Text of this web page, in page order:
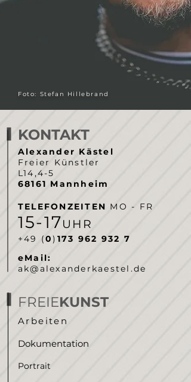
Foto: Stefan Hillebrand
KONTAKT
Alexander Kästel
Freier Künstler
L14,4-5
68161 Mannheim
TELEFONZEITEN MO - FR
15-17UHR
‭+49 (0) 173 962 932 7‬
eMail:
ak@alexanderkaestel.de
FREIEKUNST
Arbeiten
Dokumentation
Portrait